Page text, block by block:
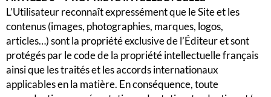
L’Utilisateur reconnaît expressément que le Site et les
contenus (images, photographies, marques, logos,
articles…) sont la propriété exclusive de l’Éditeur et sont
protégés par le code de la propriété intellectuelle français
ainsi que les traités et les accords internationaux
applicables en la matière. En conséquence, toute